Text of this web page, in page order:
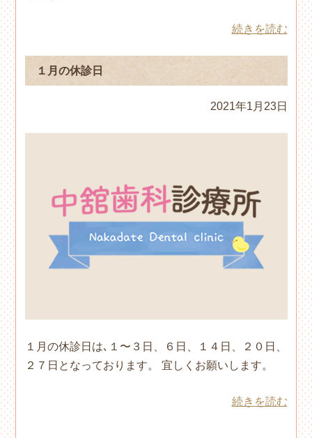
続きを読む
１月の休診日
2021年1月23日
１月の休診日は､１〜３日、６日、１４日、２０日、
２７日となっております。 宜しくお願いします。
続きを読む